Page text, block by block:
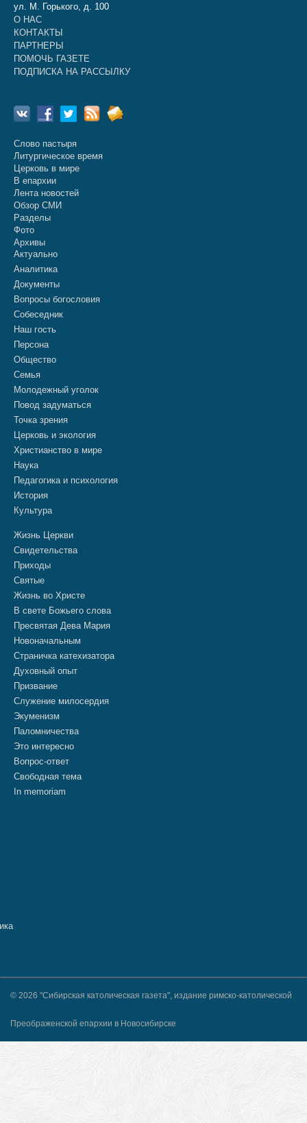
ул. М. Горького, д. 100
О НАС
КОНТАКТЫ
ПАРТНЕРЫ
ПОМОЧЬ ГАЗЕТЕ
ПОДПИСКА НА РАССЫЛКУ
Слово пастыря
Литургическое время
Церковь в мире
В епархии
Лента новостей
Обзор СМИ
Разделы
Фото
Архивы
Актуально
Аналитика
Документы
Вопросы богословия
Собеседник
Наш гость
Персона
Общество
Семья
Молодежный уголок
Повод задуматься
Точка зрения
Церковь и экология
Христианство в мире
Наука
Педагогика и психология
История
Культура
Жизнь Церкви
Свидетельства
Приходы
Святые
Жизнь во Христе
В свете Божьего слова
Пресвятая Дева Мария
Новоначальным
Страничка катехизатора
Духовный опыт
Призвание
Служение милосердия
Экуменизм
Паломничества
Это интересно
Вопрос-ответ
Свободная тема
In memoriam
© 2026 "Сибирская католическая газета", издание римско-католической
Преображенской епархии в Новосибирске